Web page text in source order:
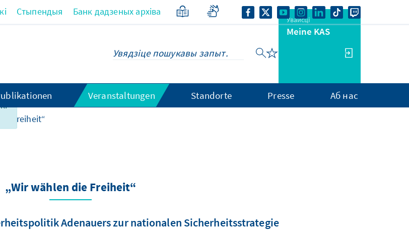
Стыпендыя Банк дадзеных архіва
Увайсці
Meine KAS
Veranstaltungen Standorte Presse Аб нас
Freiheit“
„Wir wählen die Freiheit“
Adenauers zur nationalen Sicherheitsstrategie